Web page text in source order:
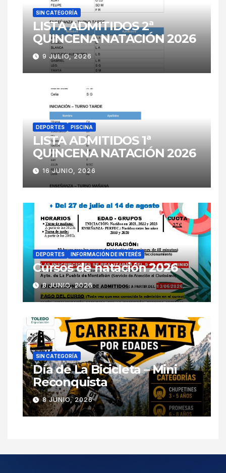
SIN CATEGORÍA
LISTA ADMITIDOS 2ª
QUINCENA NATACIÓN 2026
9 JULIO, 2026
DEPORTES PISCINA
LISTA ADMITIDOS 1ª
QUINCENA NATACIÓN 2026
16 JUNIO, 2026
DEPORTES INFORMACIÓN DE INTERÉS
Cursos de natación 2026
8 JUNIO, 2026
SIN CATEGORÍA
Día de La Bicicleta – Mini
Reconquista
8 JUNIO, 2026